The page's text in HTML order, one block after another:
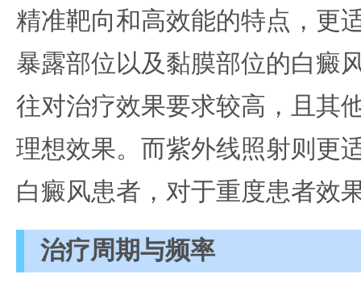
精准靶向和高效能的特点，更
暴露部位以及黏膜部位的白癜
往对治疗效果要求较高，且其
理想效果。而紫外线照射则更
白癜风患者，对于重度患者效
治疗周期与频率